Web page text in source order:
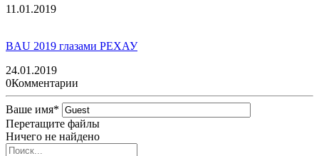
11.01.2019
BAU 2019 глазами РЕХАУ
24.01.2019
0Комментарии
Ваше имя*
Перетащите файлы
Ничего не найдено